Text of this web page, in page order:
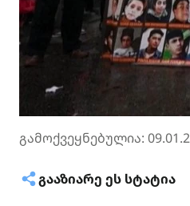
გამოქვეყნებულია:
ᲒᲐᲐᲖᲘᲐᲠᲔ ᲔᲡ ᲡᲢᲐᲢᲘᲐ